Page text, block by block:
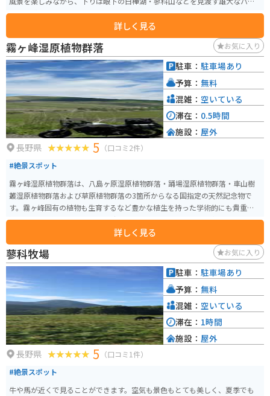
ラマを満喫できます。
詳しく見る
霧ヶ峰湿原植物群落 お気に入り
長野県 5 （口コミ2件）
#絶景スポット
霧ヶ峰湿原植物群落は、八島ヶ原湿原植物群落・踊場湿原植物群落・車山樹
叢湿原植物群落および草原植物群落の3箇所からなる国指定の天然記念物で
す。霧ヶ峰固有の植物も生育するなど豊かな植生を持った学術的にも貴重な
湿原です。 ビーナスラインから少し外れた位置にあり、あまり混んでいませ
ん。写真撮影の際に人や車などの映り込みをそこまで気にかけなくてもよい
のでオススメです。
詳しく見る
駐車： 駐車場あり
予算： 無料
混雑： 空いている
滞在： 0.5時間
施設： 屋外
蓼科牧場 お気に入り
長野県 5 （口コミ1件）
#絶景スポット
牛や馬が近くで見ることができます。空気も景色もとても美しく、夏季でも
駐車： 駐車場あり
予算： 無料
混雑： 空いている
滞在： 1時間
施設： 屋外